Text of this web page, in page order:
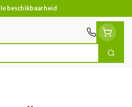
beschikbaarheid
Zoek